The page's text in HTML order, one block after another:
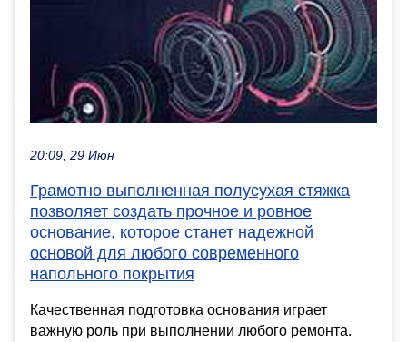
20:09, 29 Июн
Грамотно выполненная полусухая стяжка
позволяет создать прочное и ровное
основание, которое станет надежной
основой для любого современного
напольного покрытия
Качественная подготовка основания играет
важную роль при выполнении любого ремонта.